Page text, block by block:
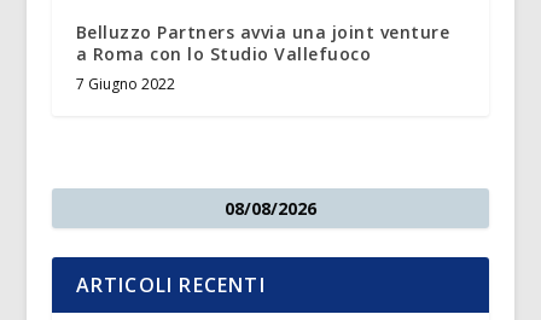
Belluzzo Partners avvia una joint venture
a Roma con lo Studio Vallefuoco
7 Giugno 2022
08/08/2026
ARTICOLI RECENTI